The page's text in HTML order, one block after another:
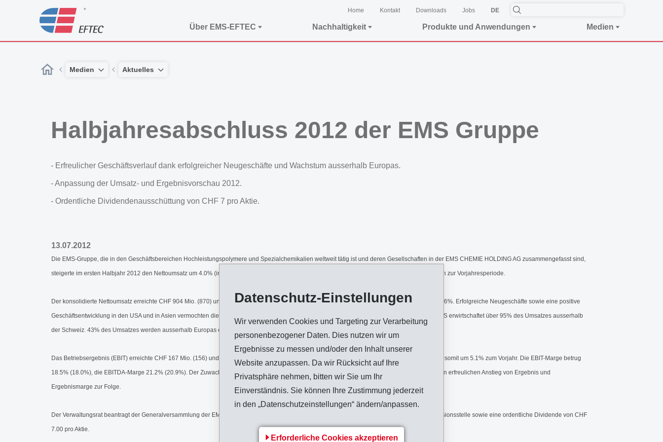
Datenschutz-Einstellungen
Wir verwenden Cookies und Targeting zur Verarbeitung
personenbezogener Daten. Dies nutzen wir um
Ergebnisse zu messen und/oder den Inhalt unserer
Website anzupassen. Da wir Rücksicht auf Ihre
Privatsphäre nehmen, bitten wir Sie um Ihr
Einverständnis. Sie können Ihre Zustimmung jederzeit
in den „Datenschutzeinstellungen“ ändern/anpassen.
Erforderliche Cookies akzeptieren
Home Kontakt Downloads Jobs DE
Über EMS-EFTEC Nachhaltigkeit Produkte und Anwendungen Medien
Medien Aktuelles
Halbjahresabschluss 2012 der EMS Gruppe
- Erfreulicher Geschäftsverlauf dank erfolgreicher Neugeschäfte und Wachstum ausserhalb Europas.
- Anpassung der Umsatz- und Ergebnisvorschau 2012.
- Ordentliche Dividendenausschüttung von CHF 7 pro Aktie.
13.07.2012
Die EMS-Gruppe, die in den Geschäftsbereichen Hochleistungspolymere und Spezialchemikalien weltweit tätig ist und deren Gesellschaften in der EMS CHEMIE HOLDING AG zusammengefasst sind,
steigerte im ersten Halbjahr 2012 den Nettoumsatz um 4.0% (in lokalen Währungen: +5.6%) und das Betriebsergebnis (EBIT) um 6.9% im Vergleich zur Vorjahresperiode.
Der konsolidierte Nettoumsatz erreichte CHF 904 Mio. (870) und lag damit 4.0% über Vorjahr. In lokalen Währungen erhöhte sich der Umsatz um 5.6%. Erfolgreiche Neugeschäfte sowie eine positive
Geschäftsentwicklung in den USA und in Asien vermochten die Auswirkungen der schwachen Konjunktur in Europa mehr als zu kompensieren. EMS erwirtschaftet über 95% des Umsatzes ausserhalb
der Schweiz. 43% des Umsatzes werden ausserhalb Europas erzielt.
Das Betriebsergebnis (EBIT) erreichte CHF 167 Mio. (156) und liegt damit 6.9% über Vorjahr. Der EBITDA erhöhte sich auf CHF 191 Mio. (182) und somit um 5.1% zum Vorjahr. Die EBIT-Marge betrug
18.5% (18.0%), die EBITDA-Marge 21.2% (20.9%). Der Zuwachs an hochmargigen Spezialitäten im Bereich der Hochleistungspolymere hatte einen erfreulichen Anstieg von Ergebnis und
Ergebnismarge zur Folge.
Der Verwaltungsrat beantragt der Generalversammlung der EMS-CHEMIE HOLDING AG die Wiederwahl der bisherigen Verwaltungsräte und Revisionsstelle sowie eine ordentliche Dividende von CHF
7.00 pro Aktie.